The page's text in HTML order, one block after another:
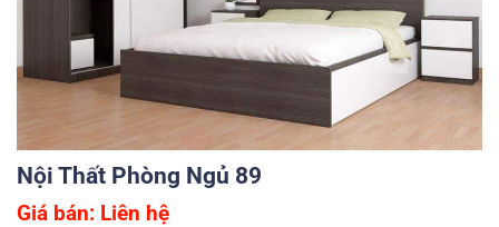
Nội Thất Phòng Ngủ 89
Giá bán: Liên hệ